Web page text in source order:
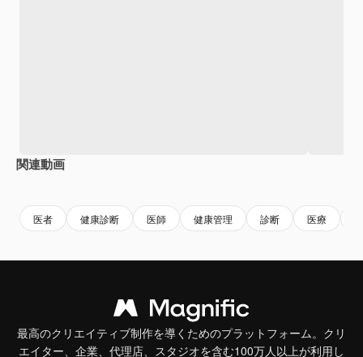
関連動画
医者 健康診断 医師 健康管理 診断 医療
最高のクリエイティブ制作を導くためのプラットフォーム。クリ
エイター、企業、代理店、スタジオを含む100万人以上が利用し